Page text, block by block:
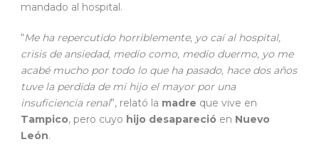
mandado al hospital.
“Me ha repercutido horriblemente, yo caí al hospital,
crisis de ansiedad, medio como, medio duermo, yo me
acabé mucho por todo lo que ha pasado, hace dos años
tuve la perdida de mi hijo el mayor por una
insuficiencia renal”, relató la madre que vive en
Tampico, pero cuyo hijo desapareció en Nuevo
León.